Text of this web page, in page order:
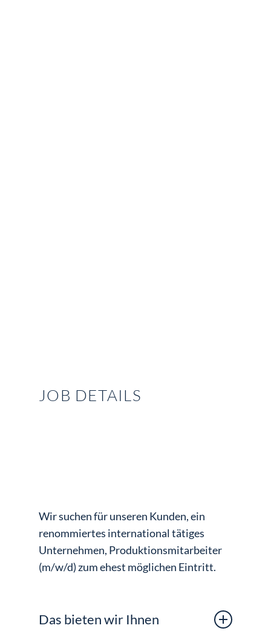
JOB DETAILS
Wir suchen für unseren Kunden, ein
renommiertes international tätiges
Unternehmen, Produktionsmitarbeiter
(m/w/d) zum ehest möglichen Eintritt.
Das bieten wir Ihnen